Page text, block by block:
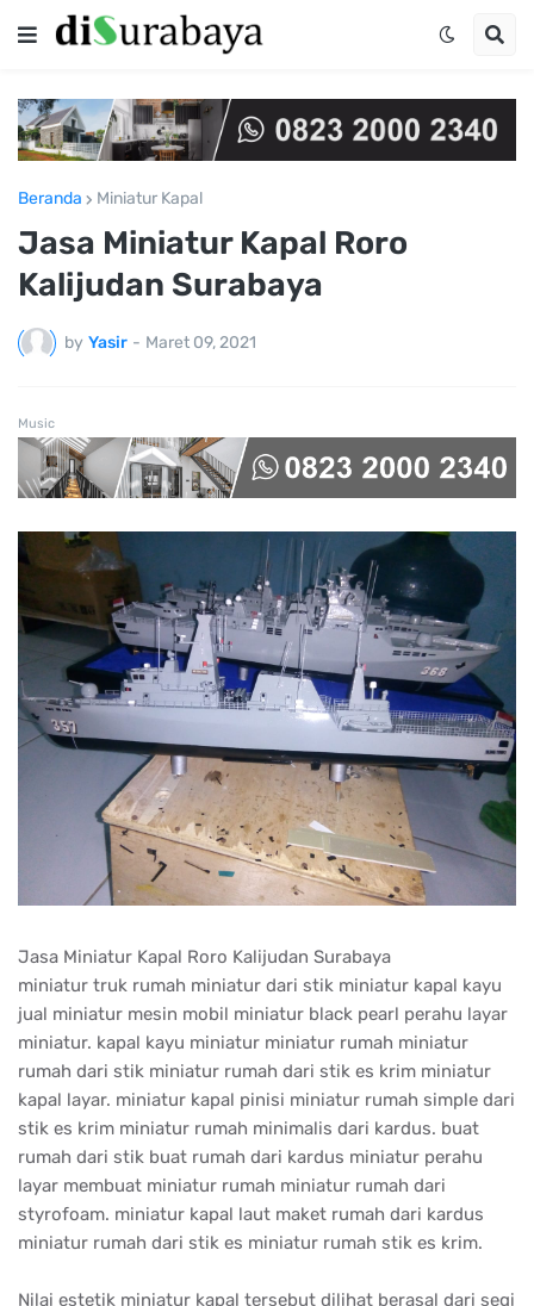
Beranda Miniatur Kapal
Jasa Miniatur Kapal Roro
Kalijudan Surabaya
by Yasir - Maret 09, 2021
Music
Jasa Miniatur Kapal Roro Kalijudan Surabaya
miniatur truk rumah miniatur dari stik miniatur kapal kayu
jual miniatur mesin mobil miniatur black pearl perahu layar
miniatur. kapal kayu miniatur miniatur rumah miniatur
rumah dari stik miniatur rumah dari stik es krim miniatur
kapal layar. miniatur kapal pinisi miniatur rumah simple dari
stik es krim miniatur rumah minimalis dari kardus. buat
rumah dari stik buat rumah dari kardus miniatur perahu
layar membuat miniatur rumah miniatur rumah dari
styrofoam. miniatur kapal laut maket rumah dari kardus
miniatur rumah dari stik es miniatur rumah stik es krim.
Nilai estetik miniatur kapal tersebut dilihat berasal dari segi